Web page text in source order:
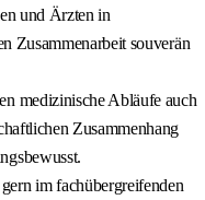
und Ärzten in
Zusammenarbeit souverän
medizinische Abläufe auch
Zusammenhang
im fachübergreifenden